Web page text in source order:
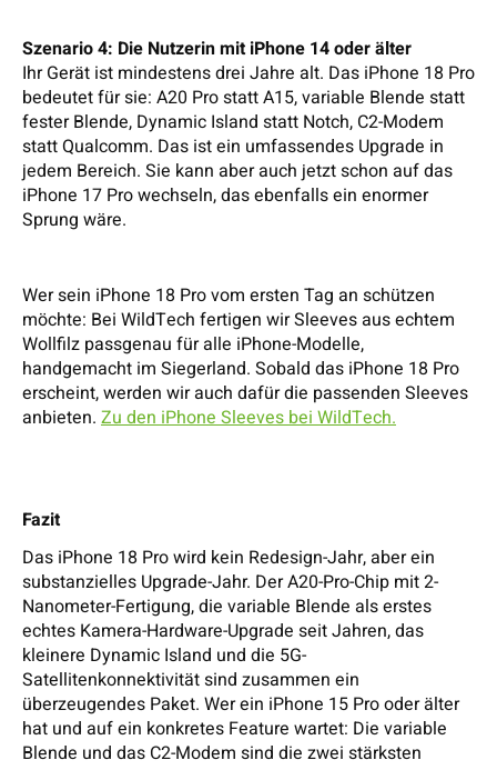
Szenario 4: Die Nutzerin mit iPhone 14 oder älter
Ihr Gerät ist mindestens drei Jahre alt. Das iPhone 18 Pro
bedeutet für sie: A20 Pro statt A15, variable Blende statt
fester Blende, Dynamic Island statt Notch, C2-Modem
statt Qualcomm. Das ist ein umfassendes Upgrade in
jedem Bereich. Sie kann aber auch jetzt schon auf das
iPhone 17 Pro wechseln, das ebenfalls ein enormer
Sprung wäre.
Wer sein iPhone 18 Pro vom ersten Tag an schützen
möchte: Bei WildTech fertigen wir Sleeves aus echtem
Wollfilz passgenau für alle iPhone-Modelle,
handgemacht im Siegerland. Sobald das iPhone 18 Pro
erscheint, werden wir auch dafür die passenden Sleeves
anbieten. Zu den iPhone Sleeves bei WildTech.
Fazit
Das iPhone 18 Pro wird kein Redesign-Jahr, aber ein
substanzielles Upgrade-Jahr. Der A20-Pro-Chip mit 2-
Nanometer-Fertigung, die variable Blende als erstes
echtes Kamera-Hardware-Upgrade seit Jahren, das
kleinere Dynamic Island und die 5G-
Satellitenkonnektivität sind zusammen ein
überzeugendes Paket. Wer ein iPhone 15 Pro oder älter
hat und auf ein konkretes Feature wartet: Die variable
Blende und das C2-Modem sind die zwei stärksten